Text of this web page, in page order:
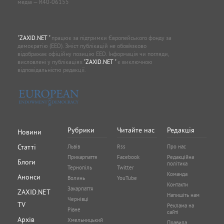
медіа — R40-06155
"ZAXID.NET "працює за підтримки Європейського фонду за
демократію (EED). Зміст публікацій не обов’язково
відображає офіційну позицію EED. Інформація чи погляди,
висловлені у публікаціях "ZAXID.NET "є виключною
відповідальністю редакції.
Новини
Статті
Блоги
Анонси
ZAXID.NET
TV
Архів
Рубрики
Львів
Прикарпаття
Тернопіль
Волинь
Закарпаття
Чернівці
Рівне
Хмельницький
Читайте нас
Rss
Facebook
Twitter
YouTube
Редакція
Про нас
Редакційна
політика
Команда
Контакти
Напишіть нам
Реклама на
сайті